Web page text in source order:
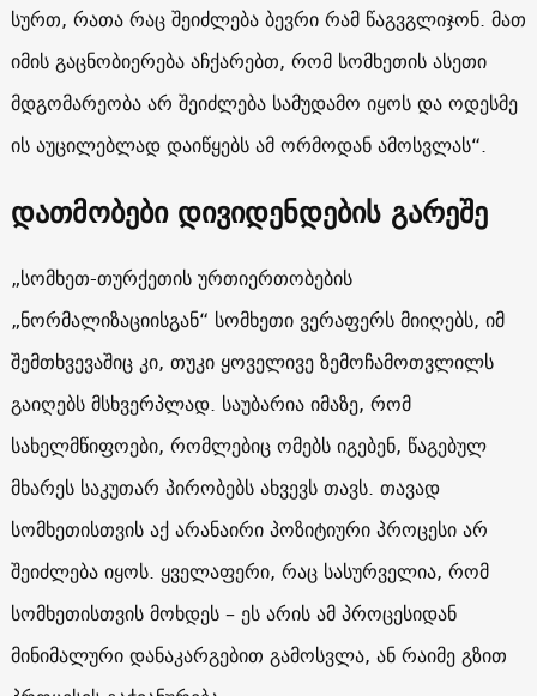
სურთ, რათა რაც შეიძლება ბევრი რამ წაგვგლიჯონ. მათ
იმის გაცნობიერება აჩქარებთ, რომ სომხეთის ასეთი
მდგომარეობა არ შეიძლება სამუდამო იყოს და ოდესმე
ის აუცილებლად დაიწყებს ამ ორმოდან ამოსვლას“.
დათმობები დივიდენდების გარეშე
„სომხეთ-თურქეთის ურთიერთობების
„ნორმალიზაციისგან“ სომხეთი ვერაფერს მიიღებს, იმ
შემთხვევაშიც კი, თუკი ყოველივე ზემოჩამოთვლილს
გაიღებს მსხვერპლად. საუბარია იმაზე, რომ
სახელმწიფოები, რომლებიც ომებს იგებენ, წაგებულ
მხარეს საკუთარ პირობებს ახვევს თავს. თავად
სომხეთისთვის აქ არანაირი პოზიტიური პროცესი არ
შეიძლება იყოს. ყველაფერი, რაც სასურველია, რომ
სომხეთისთვის მოხდეს – ეს არის ამ პროცესიდან
მინიმალური დანაკარგებით გამოსვლა, ან რაიმე გზით